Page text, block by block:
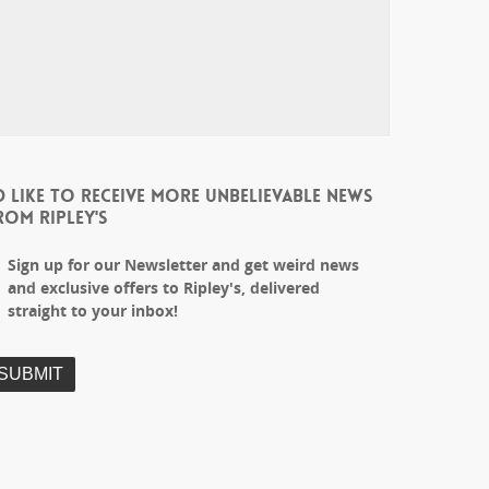
LIKE TO RECEIVE MORE UNBELIEVABLE NEWS
RIPLEY'S
Sign up for our Newsletter and get weird news
and exclusive offers to Ripley's, delivered
straight to your inbox!